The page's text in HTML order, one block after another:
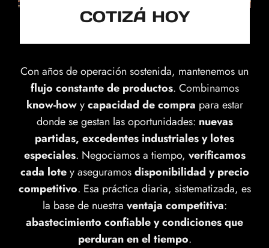
COTIZÁ HOY
Con años de operación sostenida, mantenemos un
flujo constante de productos. Combinamos
know-howycapacidad de compra para estar
donde se gestan las oportunidades: nuevas
partidas, excedentes industriales y lotes
especiales. Negociamos a tiempo, verificamos
cada lotey aseguramosdisponibilidad y precio
competitivo. Esa práctica diaria, sistematizada, es
la base de nuestra ventaja competitiva:
abastecimiento confiable y condiciones que
perduran en el tiempo.